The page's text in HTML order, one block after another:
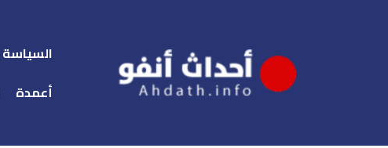
السياسة
أعمدة